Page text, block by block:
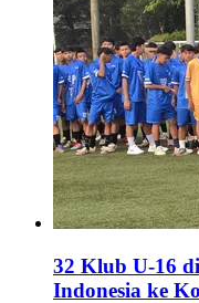
32 Klub U-16
Indonesia ke